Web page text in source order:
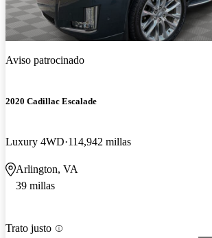
Aviso patrocinado
2020 Cadillac Escalade
Luxury 4WD 114,942 millas
Arlington, VA
39 millas
Trato justo